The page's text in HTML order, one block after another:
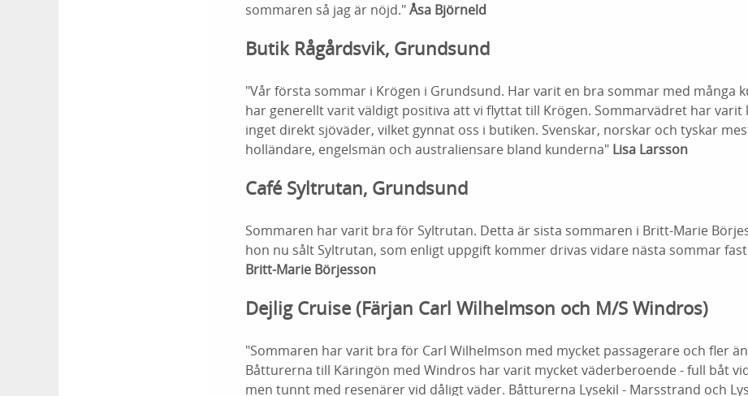
sommaren så jag är nöjd."Åsa Björneld
Butik Rågårdsvik, Grundsund
"Vår första sommar i Krögen i Grundsund. Har varit en bra sommar med många
har generellt varit väldigt positiva att vi flyttat till Krögen. Sommarvädret har varit
inget direkt sjöväder, vilket gynnat oss i butiken. Svenskar, norskar och tyskar
holländare, engelsmän och australiensare bland kunderna" Lisa Larsson
Café Syltrutan, Grundsund
Sommaren har varit bra för Syltrutan. Detta är sista sommaren i Britt-Marie
hon nu sålt Syltrutan, som enligt uppgift kommer drivas vidare nästa sommar
Britt-Marie Börjesson
Dejlig Cruise (Färjan Carl Wilhelmson och M/S Windros)
"Sommaren har varit bra för Carl Wilhelmson med mycket passagerare och fler
Båtturerna till Käringön med Windros har varit mycket väderberoende - full båt
men tunnt med resenärer vid dåligt väder. Båtturerna Lysekil - Marsstrand och